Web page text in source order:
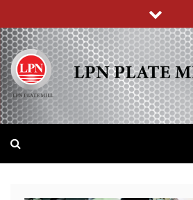
to
content
บริษัท แอล พี เอ็น เพล